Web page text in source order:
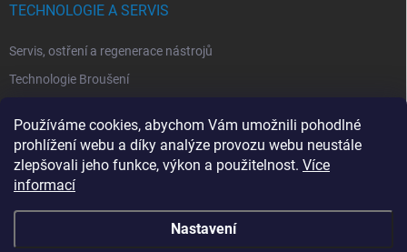
Používáme cookies, abychom Vám umožnili pohodlné
prohlížení webu a díky analýze provozu webu neustále
zlepšovali jeho funkce, výkon a použitelnost. Více
informací
Nastavení
TECHNOLOGIE A SERVIS
Servis, ostření a regenerace nástrojů
Technologie Broušení
Technologie Laserová Ablace